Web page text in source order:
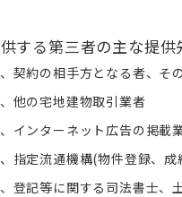
する第三者の主な提供
契約の相手方となる者、そ
他の宅地建物取引業者
インターネット広告の掲載
指定流通機構(物件登録、
登記等に関する司法書士、